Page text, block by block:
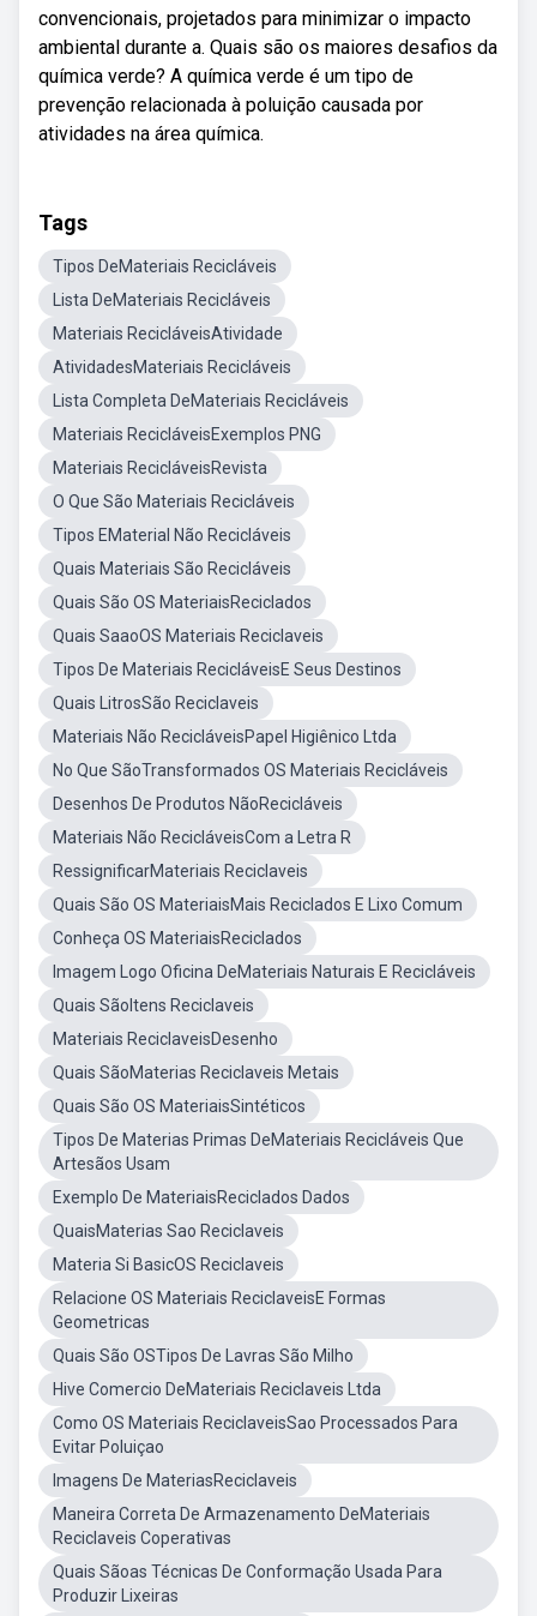
convencionais, projetados para minimizar o impacto
ambiental durante a. Quais são os maiores desafios da
química verde? A química verde é um tipo de
prevenção relacionada à poluição causada por
atividades na área química.
Tags
Tipos DeMateriais Recicláveis
Lista DeMateriais Recicláveis
Materiais RecicláveisAtividade
AtividadesMateriais Recicláveis
Lista Completa DeMateriais Recicláveis
Materiais RecicláveisExemplos PNG
Materiais RecicláveisRevista
O Que São Materiais Recicláveis
Tipos EMaterial Não Recicláveis
Quais Materiais São Recicláveis
Quais São OS MateriaisReciclados
Quais SaaoOS Materiais Reciclaveis
Tipos De Materiais RecicláveisE Seus Destinos
Quais LitrosSão Reciclaveis
Materiais Não RecicláveisPapel Higiênico Ltda
No Que SãoTransformados OS Materiais Recicláveis
Desenhos De Produtos NãoRecicláveis
Materiais Não RecicláveisCom a Letra R
RessignificarMateriais Reciclaveis
Quais São OS MateriaisMais Reciclados E Lixo Comum
Conheça OS MateriaisReciclados
Imagem Logo Oficina DeMateriais Naturais E Recicláveis
Quais SãoItens Reciclaveis
Materiais ReciclaveisDesenho
Quais SãoMaterias Reciclaveis Metais
Quais São OS MateriaisSintéticos
Tipos De Materias Primas DeMateriais Recicláveis Que
Artesãos Usam
Exemplo De MateriaisReciclados Dados
QuaisMaterias Sao Reciclaveis
Materia Si BasicOS Reciclaveis
Relacione OS Materiais ReciclaveisE Formas
Geometricas
Quais São OSTipos De Lavras São Milho
Hive Comercio DeMateriais Reciclaveis Ltda
Como OS Materiais ReciclaveisSao Processados Para
Evitar Poluiçao
Imagens De MateriasReciclaveis
Maneira Correta De Armazenamento DeMateriais
Reciclaveis Coperativas
Quais Sãoas Técnicas De Conformação Usada Para
Produzir Lixeiras